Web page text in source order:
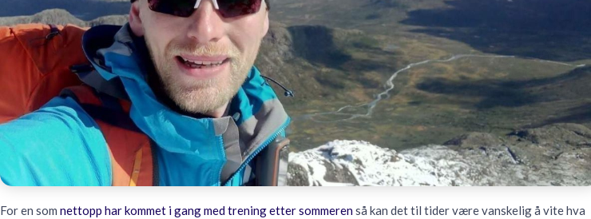
For en som nettopp har kommet i gang med trening etter sommerenså kan det til tider være vanskelig å vite hva